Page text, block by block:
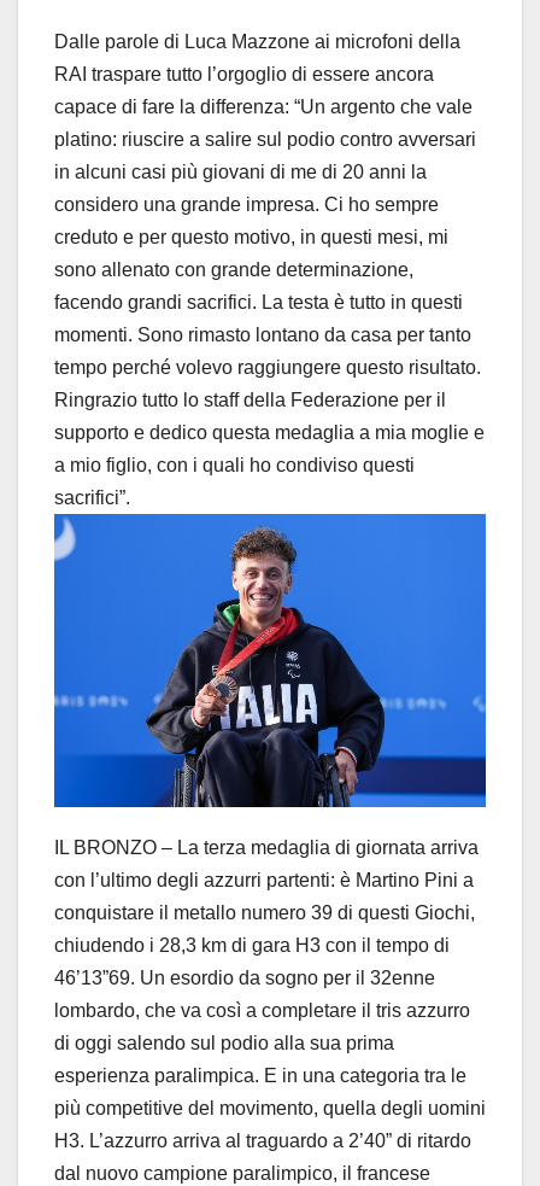
Dalle parole di Luca Mazzone ai microfoni della
RAI traspare tutto l’orgoglio di essere ancora
capace di fare la differenza: “Un argento che vale
platino: riuscire a salire sul podio contro avversari
in alcuni casi più giovani di me di 20 anni la
considero una grande impresa. Ci ho sempre
creduto e per questo motivo, in questi mesi, mi
sono allenato con grande determinazione,
facendo grandi sacrifici. La testa è tutto in questi
momenti. Sono rimasto lontano da casa per tanto
tempo perché volevo raggiungere questo risultato.
Ringrazio tutto lo staff della Federazione per il
supporto e dedico questa medaglia a mia moglie e
a mio figlio, con i quali ho condiviso questi
sacrifici”.
IL BRONZO – La terza medaglia di giornata arriva
con l’ultimo degli azzurri partenti: è Martino Pini a
conquistare il metallo numero 39 di questi Giochi,
chiudendo i 28,3 km di gara H3 con il tempo di
46’13”69. Un esordio da sogno per il 32enne
lombardo, che va così a completare il tris azzurro
di oggi salendo sul podio alla sua prima
esperienza paralimpica. E in una categoria tra le
più competitive del movimento, quella degli uomini
H3. L’azzurro arriva al traguardo a 2’40” di ritardo
dal nuovo campione paralimpico, il francese